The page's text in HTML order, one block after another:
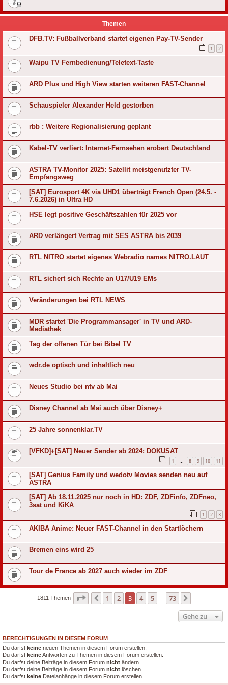
Themen
DFB.TV: Fußballverband startet eigenen Pay-TV-Sender
1 2
Waipu TV Fernbedienung/Teletext-Taste
ARD Plus und High View starten weiteren FAST-Channel
Schauspieler Alexander Held gestorben
rbb : Weitere Regionalisierung geplant
Kabel-TV verliert: Internet-Fernsehen erobert Deutschland
ASTRA TV-Monitor 2025: Satellit meistgenutzter TV-
Empfangsweg
[SAT] Eurosport 4K via UHD1 überträgt French Open (24.5. -
7.6.2026) in Ultra HD
HSE legt positive Geschäftszahlen für 2025 vor
ARD verlängert Vertrag mit SES ASTRA bis 2039
RTL NITRO startet eigenes Webradio names NITRO.LAUT
RTL sichert sich Rechte an U17/U19 EMs
Veränderungen bei RTL NEWS
MDR startet 'Die Programmansager' in TV und ARD-
Mediathek
Tag der offenen Tür bei Bibel TV
wdr.de optisch und inhaltlich neu
Neues Studio bei ntv ab Mai
Disney Channel ab Mai auch über Disney+
25 Jahre sonnenklar.TV
[VFKD]+[SAT] Neuer Sender ab 2024: DOKUSAT
1 … 8 9 10 11
[SAT] Genius Family und wedotv Movies senden neu auf
ASTRA
[SAT] Ab 18.11.2025 nur noch in HD: ZDF, ZDFinfo, ZDFneo,
3sat und KiKA
1 2 3
AKIBA Anime: Neuer FAST-Channel in den Startlöchern
Bremen eins wird 25
Tour de France ab 2027 auch wieder im ZDF
1811 Themen Seite von
Vorherige
1 2 3 4 5 73
Gehe zu
BERECHTIGUNGEN IN DIESEM FORUM
Du darfst keine neuen Themen in diesem Forum erstellen.
Du darfst keineAntworten zu Themen in diesem Forum erstellen.
Du darfst deine Beiträge in diesem Forum nicht ändern.
Du darfst deine Beiträge in diesem Forum nicht löschen.
Du darfst keine Dateianhänge in diesem Forum erstellen.